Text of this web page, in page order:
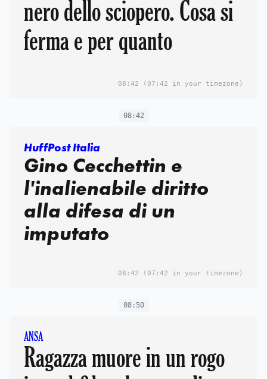
nero dello sciopero. Cosa si
ferma e per quanto
08:42 (07:42 in your timezone)
08:42
HuffPost Italia
Gino Cecchettin e
l'inalienabile diritto
alla difesa di un
imputato
08:42 (07:42 in your timezone)
08:50
ANSA
Ragazza muore in un rogo